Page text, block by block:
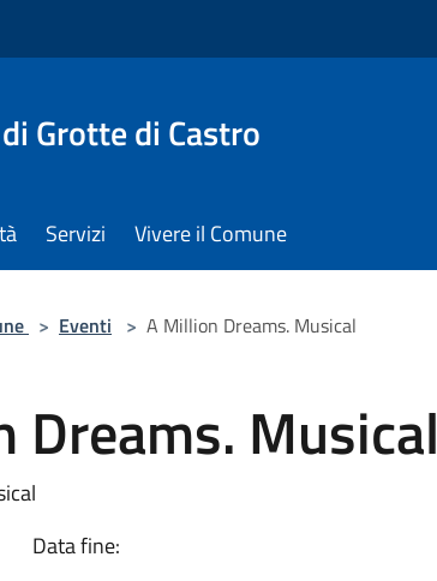
Grotte di Castro
Servizi Vivere il Comune
> Eventi > A Million Dreams. Musical
Dreams. Musical
Data fine: